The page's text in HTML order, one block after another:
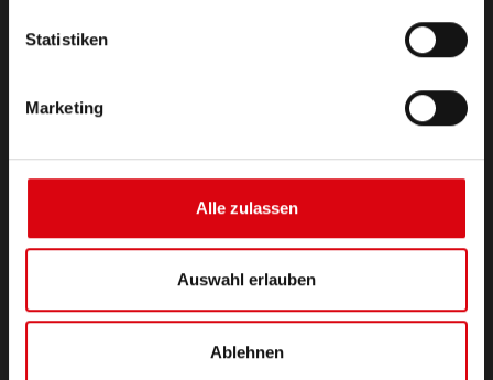
Statistiken
Marketing
Alle zulassen
Auswahl erlauben
Ablehnen
Zubehör für PKW und Nutzfahrzeuge
(Semi-) Traktion & Standby